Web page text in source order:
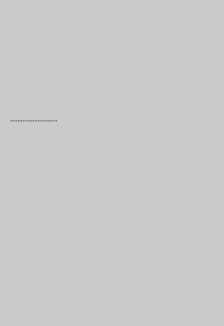
-------------------